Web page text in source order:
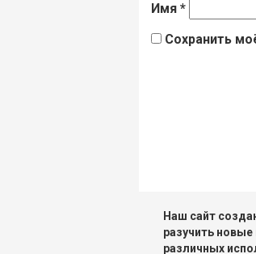
Имя *
Сохранить
Наш сайт
разучить
различных